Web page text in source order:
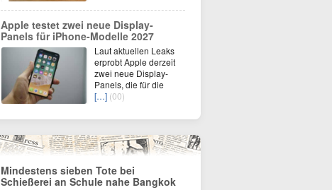
Apple testet zwei neue Display-
Panels für iPhone-Modelle 2027
Laut aktuellen Leaks
erprobt Apple derzeit
zwei neue Display-
Panels, die für die
[…] (00)
Mindestens sieben Tote bei
Schießerei an Schule nahe Bangkok